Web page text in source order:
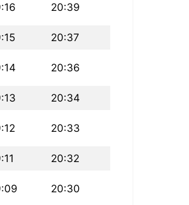
20:39
20:37
20:36
20:34
20:33
20:32
20:30